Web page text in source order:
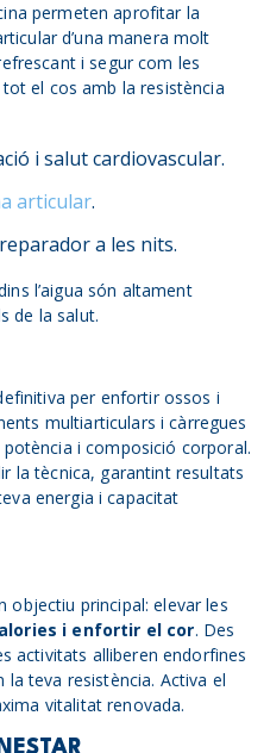
permeten aprofitar la
d’una manera molt
i segur com les
el cos amb la resistència
i salut cardiovascular.
articular.
a les nits.
l’aigua són altament
de la salut.
per enfortir ossos i
multiarticulars i càrregues
i composició corporal.
la tècnica, garantint resultats
energia i capacitat
objectiu principal: elevar les
i enfortir el cor. Des
activitats alliberen endorfines
la teva resistència. Activa el
vitalitat renovada.